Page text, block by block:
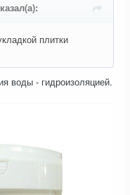
плитки
воды - гидроизоляцией.